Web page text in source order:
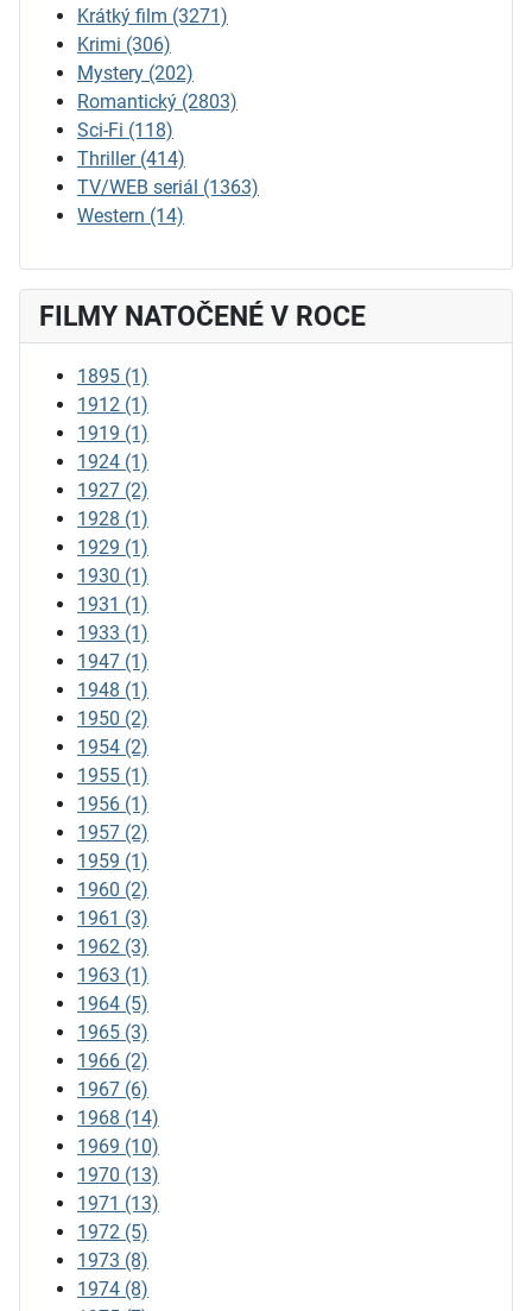
Krátký film (3271)
Krimi (306)
Mystery (202)
Romantický (2803)
Sci-Fi (118)
Thriller (414)
TV/WEB seriál (1363)
Western (14)
FILMY NATOČENÉ V ROCE
1895 (1)
1912 (1)
1919 (1)
1924 (1)
1927 (2)
1928 (1)
1929 (1)
1930 (1)
1931 (1)
1933 (1)
1947 (1)
1948 (1)
1950 (2)
1954 (2)
1955 (1)
1956 (1)
1957 (2)
1959 (1)
1960 (2)
1961 (3)
1962 (3)
1963 (1)
1964 (5)
1965 (3)
1966 (2)
1967 (6)
1968 (14)
1969 (10)
1970 (13)
1971 (13)
1972 (5)
1973 (8)
1974 (8)